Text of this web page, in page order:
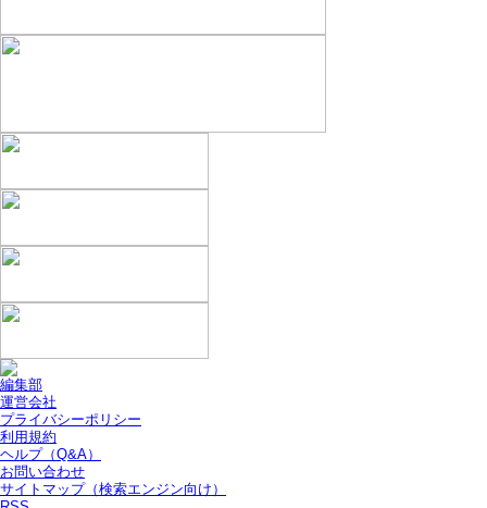
編集部
運営会社
プライバシーポリシー
利用規約
ヘルプ（Q&A）
お問い合わせ
サイトマップ（検索エンジン向け）